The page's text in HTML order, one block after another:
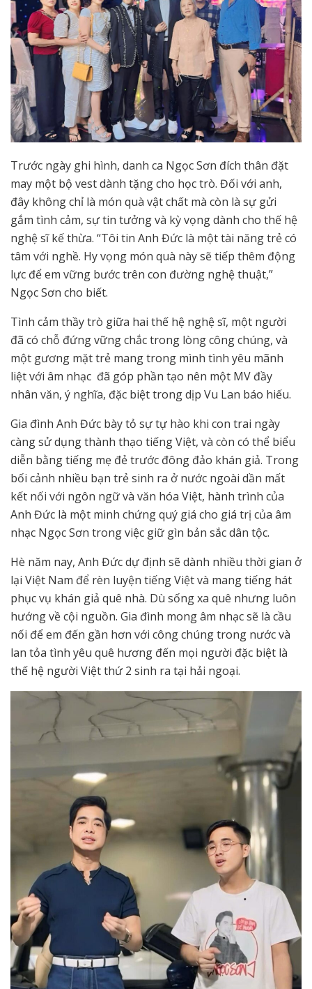
Trước ngày ghi hình, danh ca Ngọc Sơn đích thân đặt
may một bộ vest dành tặng cho học trò. Đối với anh,
đây không chỉ là món quà vật chất mà còn là sự gửi
gắm tình cảm, sự tin tưởng và kỳ vọng dành cho thế hệ
nghệ sĩ kế thừa. “Tôi tin Anh Đức là một tài năng trẻ có
tâm với nghề. Hy vọng món quà này sẽ tiếp thêm động
lực để em vững bước trên con đường nghệ thuật,”
Ngọc Sơn cho biết.
Tình cảm thầy trò giữa hai thế hệ nghệ sĩ, một người
đã có chỗ đứng vững chắc trong lòng công chúng, và
một gương mặt trẻ mang trong mình tình yêu mãnh
liệt với âm nhạc đã góp phần tạo nên một MV đầy
nhân văn, ý nghĩa, đặc biệt trong dịp Vu Lan báo hiếu.
Gia đình Anh Đức bày tỏ sự tự hào khi con trai ngày
càng sử dụng thành thạo tiếng Việt, và còn có thể biểu
diễn bằng tiếng mẹ đẻ trước đông đảo khán giả. Trong
bối cảnh nhiều bạn trẻ sinh ra ở nước ngoài dần mất
kết nối với ngôn ngữ và văn hóa Việt, hành trình của
Anh Đức là một minh chứng quý giá cho giá trị của âm
nhạc Ngọc Sơn trong việc giữ gìn bản sắc dân tộc.
Hè năm nay, Anh Đức dự định sẽ dành nhiều thời gian ở
lại Việt Nam để rèn luyện tiếng Việt và mang tiếng hát
phục vụ khán giả quê nhà. Dù sống xa quê nhưng luôn
hướng về cội nguồn. Gia đình mong âm nhạc sẽ là cầu
nối để em đến gần hơn với công chúng trong nước và
lan tỏa tình yêu quê hương đến mọi người đặc biệt là
thế hệ người Việt thứ 2 sinh ra tại hải ngoại.